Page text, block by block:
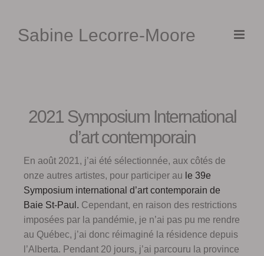
contentSabine Lecorre-Moore
2021 Symposium International
d’art contemporain
En août 2021, j’ai été sélectionnée, aux côtés de
onze autres artistes, pour participer au le 39e
Symposium international d’art contemporain de
Baie St-Paul. Cependant, en raison des restrictions
imposées par la pandémie, je n’ai pas pu me rendre
au Québec, j’ai donc réimaginé la résidence depuis
l’Alberta. Pendant 20 jours, j’ai parcouru la province